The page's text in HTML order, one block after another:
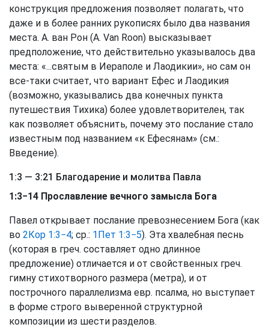
конструкция предложения позволяет полагать, что
даже и в более ранних рукописях было два названия
места. А. ван Рон (A. Van Roon) высказывает
предположение, что действительно указывалось два
места: «...святым в Иераполе и Лаодикии», но сам он
все-таки считает, что вариант Ефес и Лаодикия
(возможно, указывались два конечных пункта
путешествия Тихика) более удовлетворителен, так
как позволяет объяснить, почему это послание стало
известным под названием «к Ефесянам» (см.:
Введение).
1:3 — 3:21 Благодарение и молитва Павла
1:3−14 Прославление вечного замысла Бога
Павел открывает послание превознесением Бога (как
во 2Кор 1:3−4; ср.: 1Пет 1:3−5). Эта хвалебная песнь
(которая в греч. составляет одно длинное
предложение) отличается и от свойственных греч.
гимну стихотворного размера (метра), и от
построчного параллелизма евр. псалма, но выступает
в форме строго выверенной структурной
композиции из шести разделов.